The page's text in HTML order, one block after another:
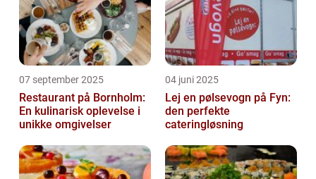
07 september 2025
Restaurant på Bornholm:
En kulinarisk oplevelse i
unikke omgivelser
04 juni 2025
Lej en pølsevogn på Fyn:
den perfekte
cateringløsning